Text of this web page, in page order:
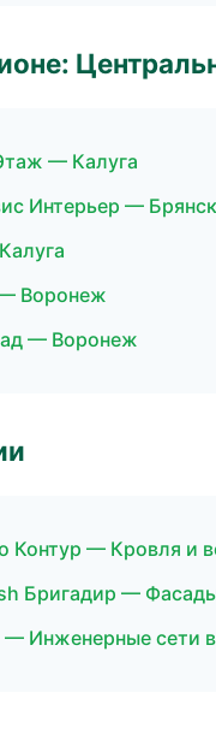
— Калуга
Интерьер — Брянск
Воронеж
— Воронеж
Контур — Кровля и
Бригадир —
Инженерные сети